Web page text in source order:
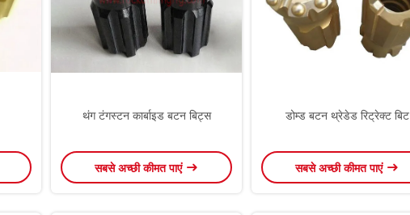
थंग टंगस्टन कार्बाइड बटन बिट्स
सबसे अच्छी कीमत पाएं
डोम्ड बटन थ्रेडेड रिट्रेक्ट बिट
सबसे अच्छी कीमत पाएं